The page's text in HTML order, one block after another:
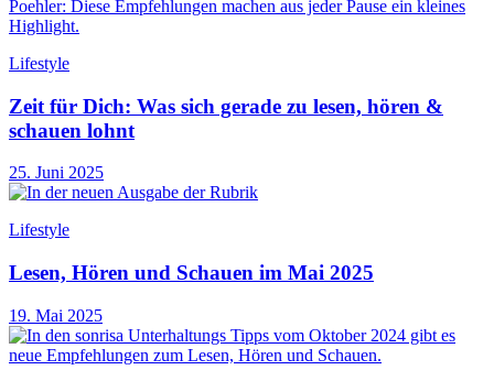
Lifestyle
Zeit für Dich: Was sich gerade zu lesen, hören &
schauen lohnt
25. Juni 2025
Lifestyle
Lesen, Hören und Schauen im Mai 2025
19. Mai 2025